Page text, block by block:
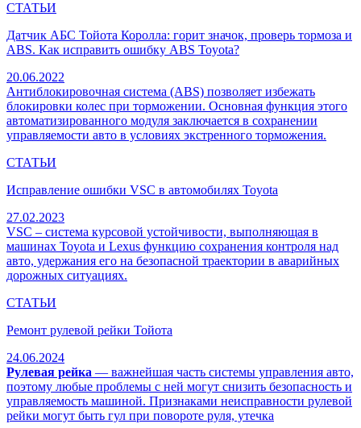
СТАТЬИ
Датчик АБС Тойота Королла: горит значок, проверь тормоза и
ABS. Как исправить ошибку ABS Toyota?
20.06.2022
Антиблокировочная система (ABS) позволяет избежать
блокировки колес при торможении. Основная функция этого
автоматизированного модуля заключается в сохранении
управляемости авто в условиях экстренного торможения.
СТАТЬИ
Исправление ошибки VSC в автомобилях Toyota
27.02.2023
VSC – система курсовой устойчивости, выполняющая в
машинах Toyota и Lexus функцию сохранения контроля над
авто, удержания его на безопасной траектории в аварийных
дорожных ситуациях.
СТАТЬИ
Ремонт рулевой рейки Тойота
24.06.2024
Рулевая рейка — важнейшая часть системы управления авто,
поэтому любые проблемы с ней могут снизить безопасность и
управляемость машиной. Признаками неисправности рулевой
рейки могут быть гул при повороте руля, утечка